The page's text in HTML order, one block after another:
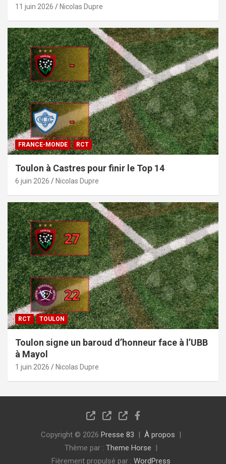
11 juin 2026 Nicolas Dupre
FRANCE-MONDE RCT
Toulon à Castres pour finir le Top 14
6 juin 2026 Nicolas Dupre
RCT TOULON
Toulon signe un baroud d’honneur face à l’UBB
à Mayol
1 juin 2026 Nicolas Dupre
Copyright © 2026 Presse 83
À propos
Thème par : Theme Horse
Fièrement propulsé par : WordPress